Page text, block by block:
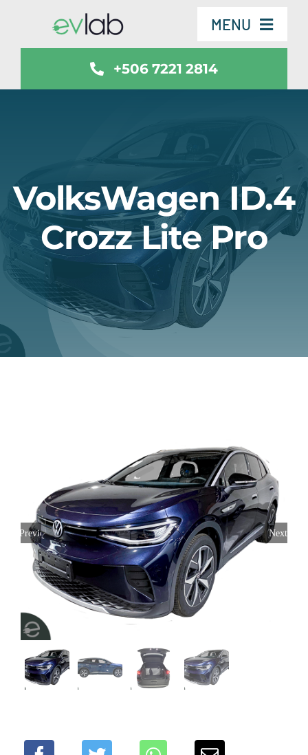
content
MENU
Contáctenos
Noticias
+506 7221 2814
VolksWagen ID.4
Crozz Lite Pro
Previous Next